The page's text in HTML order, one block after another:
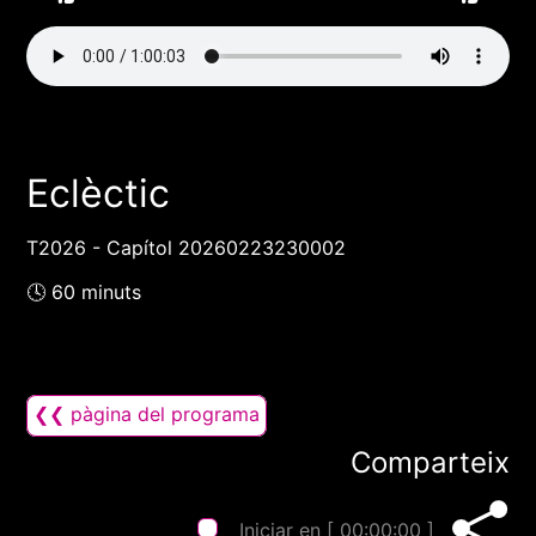
Eclèctic
T2026 - Capítol 20260223230002
🕓 60 minuts
❮❮ pàgina del programa
Comparteix
Iniciar en [ 00:00:00 ]